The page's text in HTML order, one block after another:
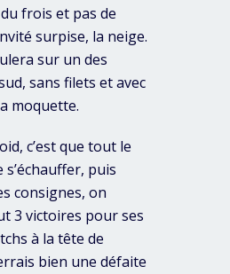
frois et pas de
surpise, la neige.
sur un des
sans filets et avec
moquette.
c’est que tout le
puis
consignes, on
3 victoires pour ses
à la tête de
bien une défaite